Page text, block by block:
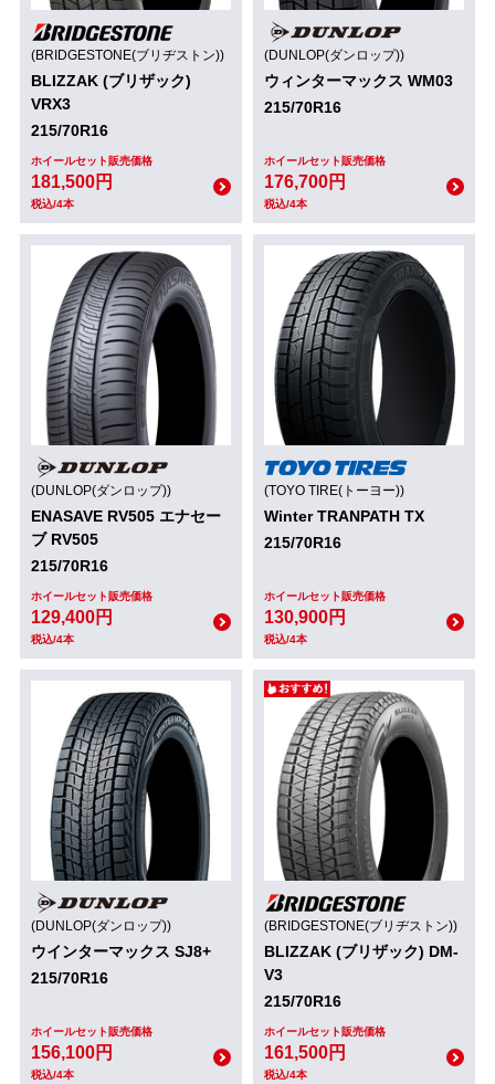
(BRIDGESTONE(ブリヂストン))
BLIZZAK (ブリザック)
VRX3
215/70R16
ホイールセット販売価格
181,500円
税込/4本
(DUNLOP(ダンロップ))
ウィンターマックス WM03
215/70R16
ホイールセット販売価格
176,700円
税込/4本
(DUNLOP(ダンロップ))
ENASAVE RV505 エナセー
ブ RV505
215/70R16
ホイールセット販売価格
129,400円
税込/4本
(TOYO TIRE(トーヨー))
Winter TRANPATH TX
215/70R16
ホイールセット販売価格
130,900円
税込/4本
(DUNLOP(ダンロップ))
ウインターマックス SJ8+
215/70R16
ホイールセット販売価格
156,100円
税込/4本
(BRIDGESTONE(ブリヂストン))
BLIZZAK (ブリザック) DM-
V3
215/70R16
ホイールセット販売価格
161,500円
税込/4本